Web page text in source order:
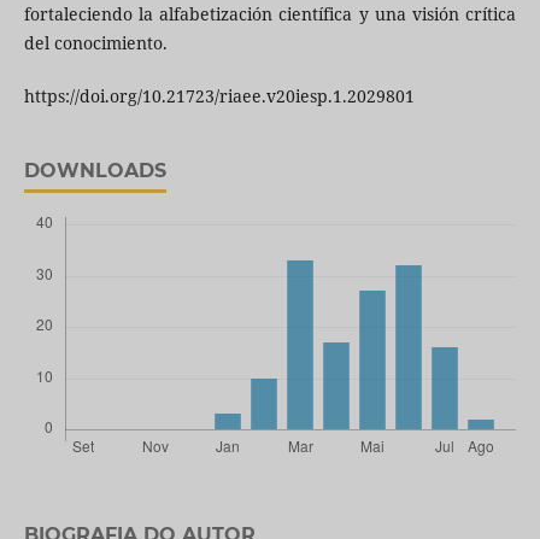
fortaleciendo la alfabetización científica y una visión crítica
del conocimiento.
https://doi.org/10.21723/riaee.v20iesp.1.2029801
DOWNLOADS